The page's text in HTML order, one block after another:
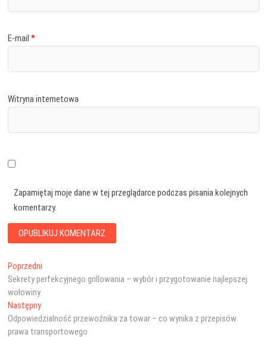
E-mail*
Witryna internetowa
Zapamiętaj moje dane w tej przeglądarce podczas pisania kolejnych
komentarzy.
Nawigacja
wpisu
Poprzedni
wpis:
Sekrety perfekcyjnego grillowania – wybór i przygotowanie najlepszej
wołowiny
NastępnyNastępny
wpis:
Odpowiedzialność przewoźnika za towar – co wynika z przepisów
prawa transportowego